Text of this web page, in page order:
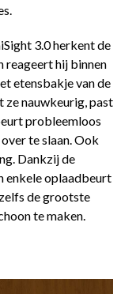
3.0 herkent de
reageert hij binnen
etensbakje van de
nauwkeurig, past
probleemloos
te slaan. Ook
Dankzij de
enkele oplaadbeurt
de grootste
te maken.